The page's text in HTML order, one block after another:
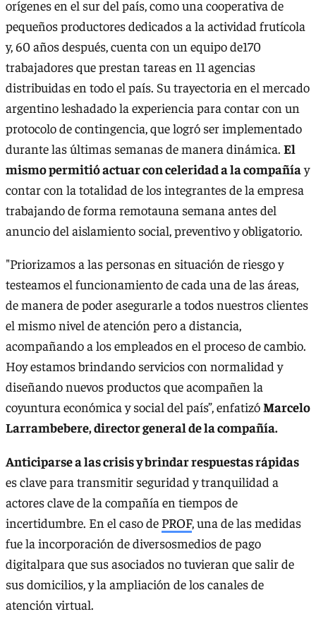
orígenes en el sur del país, como una cooperativa de
pequeños productores dedicados a la actividad frutícola
y, 60 años después, cuenta con un equipo de170
trabajadores que prestan tareas en 11 agencias
distribuidas en todo el país. Su trayectoria en el mercado
argentino leshadado la experiencia para contar con un
protocolo de contingencia, que logró ser implementado
durante las últimas semanas de manera dinámica. El
mismo permitió actuar con celeridad a la compañíay
contar con la totalidad de los integrantes de la empresa
trabajando de forma remotauna semana antes del
anuncio del aislamiento social, preventivo y obligatorio.
"Priorizamos a las personas en situación de riesgo y
testeamos el funcionamiento de cada una de las áreas,
de manera de poder asegurarle a todos nuestros clientes
el mismo nivel de atención pero a distancia,
acompañando a los empleados en el proceso de cambio.
Hoy estamos brindando servicios con normalidad y
diseñando nuevos productos que acompañen la
coyuntura económica y social del país”, enfatizóMarcelo
Larrambebere, director general de la compañía.
Anticiparse a las crisis y brindar respuestas rápidas
es clave para transmitir seguridad y tranquilidad a
actores clave de la compañía en tiempos de
incertidumbre. En el caso de PROF, una de las medidas
fue la incorporación de diversosmedios de pago
digitalpara que sus asociados no tuvieran que salir de
sus domicilios, y la ampliación de los canales de
atención virtual.